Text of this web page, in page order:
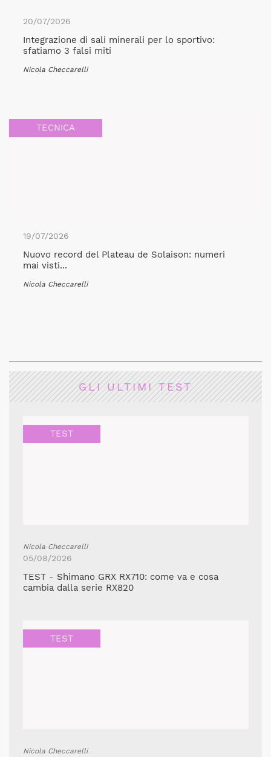
20/07/2026
Integrazione di sali minerali per lo sportivo:
sfatiamo 3 falsi miti
Nicola Checcarelli
TECNICA
19/07/2026
Nuovo record del Plateau de Solaison: numeri
mai visti...
Nicola Checcarelli
GLI ULTIMI TEST
TEST
Nicola Checcarelli
05/08/2026
TEST - Shimano GRX RX710: come va e cosa
cambia dalla serie RX820
TEST
Nicola Checcarelli